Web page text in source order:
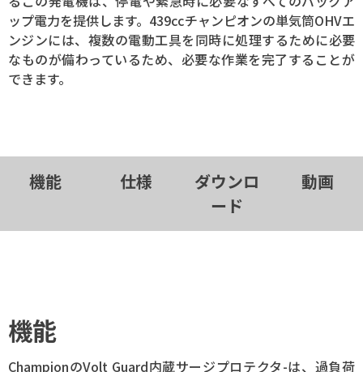
ップ電力を提供します。439ccチャンピオンの単気筒OHVエ
ンジンには、複数の電動工具を同時に処理するために必要
なものが備わっているため、必要な作業を完了することが
できます。
機能 仕様
ダウンロ
ード
動画
機能
ChampionのVolt Guard内蔵サージプロテクタ-は、過負荷